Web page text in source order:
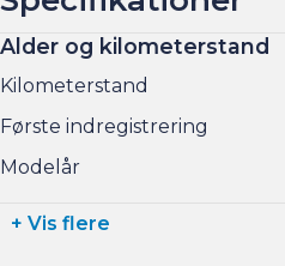
Alder og kilometerstand
Kilometerstand
Første indregistrering
Modelår
+ Vis flere